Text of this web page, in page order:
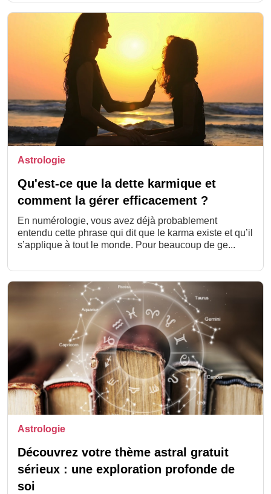
Astrologie
Qu'est-ce que la dette karmique et
comment la gérer efficacement ?
En numérologie, vous avez déjà probablement
entendu cette phrase qui dit que le karma existe et qu’il
s’applique à tout le monde. Pour beaucoup de ge...
Astrologie
Découvrez votre thème astral gratuit
sérieux : une exploration profonde de
soi